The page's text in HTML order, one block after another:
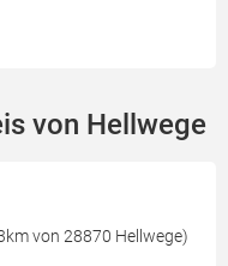
von Hellwege
von 28870 Hellwege)